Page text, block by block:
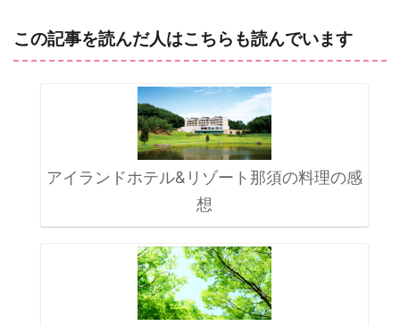
この記事を読んだ人はこちらも読んでいます
アイランドホテル&リゾート那須の料理の感
想